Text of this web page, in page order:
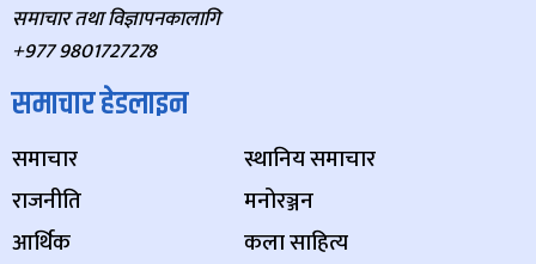
समाचार तथा विज्ञापनकालागि
+977 9801727278
समाचार हेडलाइन
समाचार
राजनीति
आर्थिक
स्थानिय समाचार
मनोरञ्जन
कला साहित्य